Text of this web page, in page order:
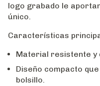
logo grabado le
único.
Características
Material resistente y
Diseño compacto
bolsillo.